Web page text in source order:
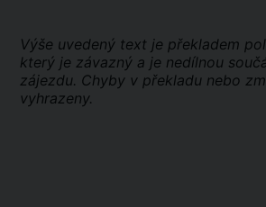
Výše uvedený text je překladem
který je závazný a je nedílnou
zájezdu. Chyby v překladu nebo
vyhrazeny.